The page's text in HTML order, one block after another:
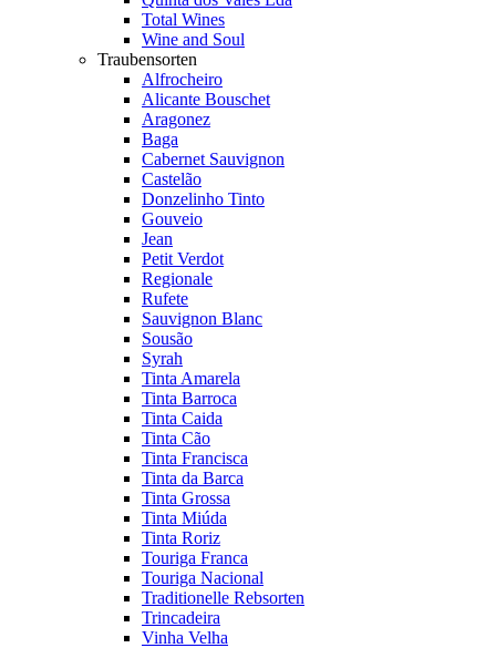
Total Wines
Wine and Soul
Traubensorten
Alfrocheiro
Alicante Bouschet
Aragonez
Baga
Cabernet Sauvignon
Castelão
Donzelinho Tinto
Gouveio
Jean
Petit Verdot
Regionale
Rufete
Sauvignon Blanc
Sousão
Syrah
Tinta Amarela
Tinta Barroca
Tinta Caida
Tinta Cão
Tinta Francisca
Tinta da Barca
Tinta Grossa
Tinta Miúda
Tinta Roriz
Touriga Franca
Touriga Nacional
Traditionelle Rebsorten
Trincadeira
Vinha Velha